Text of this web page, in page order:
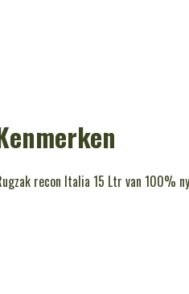
recon Italia 15 Ltr van 100%